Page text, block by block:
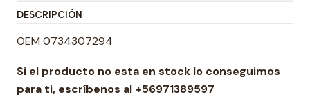
i
d
d
DESCRIPCIÓN
OEM 0734307294
Si el producto no esta en stock lo conseguimos
para ti, escríbenos al +56971389597